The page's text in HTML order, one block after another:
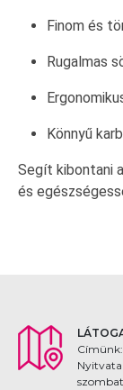
Finom és
Rugalmas
Könnyű
Segít kibontani
és